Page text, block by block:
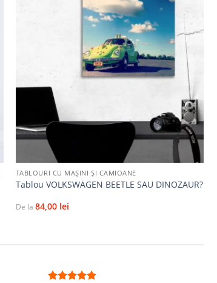
la
favorite
TABLOURI CU MAŞINI ŞI CAMIOANE
Tablou VOLKSWAGEN BEETLE SAU DINOZAUR?
De la 84,00 lei